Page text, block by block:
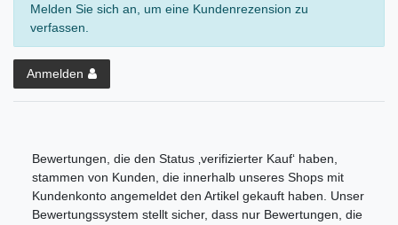
Melden Sie sich an, um eine Kundenrezension zu
verfassen.
Anmelden
Bewertungen, die den Status ‚verifizierter Kauf‘ haben,
stammen von Kunden, die innerhalb unseres Shops mit
Kundenkonto angemeldet den Artikel gekauft haben. Unser
Bewertungssystem stellt sicher, dass nur Bewertungen, die